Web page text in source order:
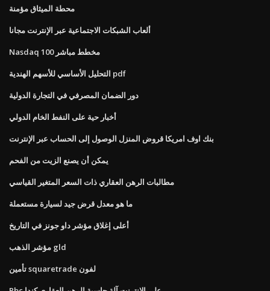
محطة الميثاق مؤمنة
ألعاب الشبكات الاجتماعية عبر الإنترنت مجانا
Nasdaq 100 مخطط مباشر
التحليل الأساسي للأسهم الهندية pdf
دور الضمان المصرفي في التجارة الدولية
أخبار حية على النفط الخام الدولي
بنك اوف امريكا قروض المنزل الوصول إلى الحساب عبر الإنترنت
يمكن أن يصنع الزيت من الفحم
مطالبات الرهن العقاري ذات السعر المتغير القياسي
ما هو معدل قرض جيد لسيارة مستعملة
أعلى إغلاق مؤشر داو جونز في التاريخ
مؤشر الذهب gld
تأمين squaretrade لفون